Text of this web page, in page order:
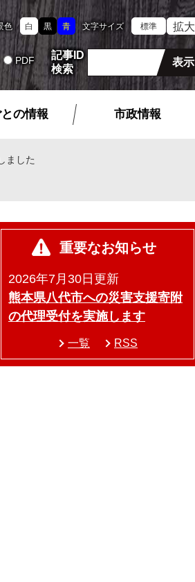
色 白 黒 青 文字サイズ 標準 拡大
PDF
記事ID
検索
との情報 市政情報
ました
重要なお知らせ
2026年7月30日更新
熊本県八代市への災害支援寄附
の代理受付を実施します
一覧 RSS